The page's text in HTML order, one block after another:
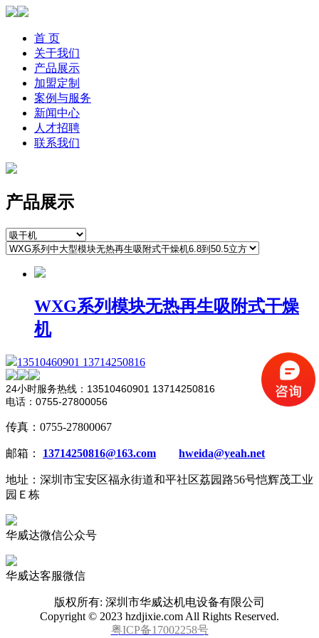
首 页
关于我们
产品展示
加盟定制
案例与服务
新闻中心
人才招聘
联系我们
产品展示
WXG系列模块无热再生吸附式干燥
机
13510460901 13714250816
24小时服务热线：13510460901 13714250816
电话：0755-27800056
传真：0755-27800067
邮箱： 13714250816@163.com hweida@yeah.net
地址：深圳市宝安区福永街道和平社区荔园路56号恺辉茂工业
园Ｅ栋
华威达微信公众号
华威达客服微信
版权所有: 深圳市华威达机电设备有限公司
Copyright © 2023 hzdjixie.com All Rights Reserved.
粤ICP备17002258号